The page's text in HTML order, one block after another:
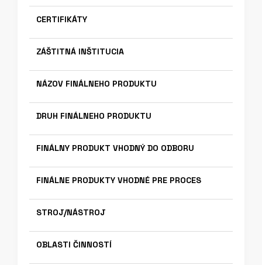
CERTIFIKÁTY
ZÁŠTITNÁ INŠTITUCIA
NÁZOV FINÁLNEHO PRODUKTU
DRUH FINÁLNEHO PRODUKTU
FINÁLNY PRODUKT VHODNÝ DO ODBORU
FINÁLNE PRODUKTY VHODNÉ PRE PROCES
STROJ/NÁSTROJ
OBLASTI ČINNOSTÍ